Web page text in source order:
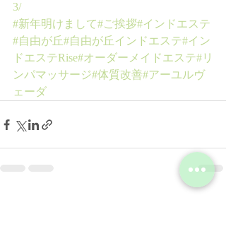
3/
#新年明けまして#ご挨拶#インドエステ
#自由が丘#自由が丘インドエステ#イン
ドエステRise#オーダーメイドエステ#リ
ンパマッサージ#体質改善#アーユルヴ
ェーダ